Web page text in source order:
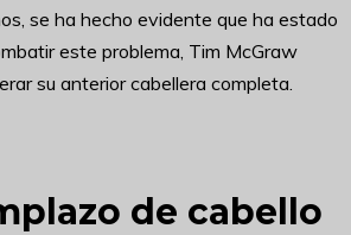
se ha hecho evidente que ha estado
este problema, Tim McGraw
su anterior cabellera completa.
de cabello